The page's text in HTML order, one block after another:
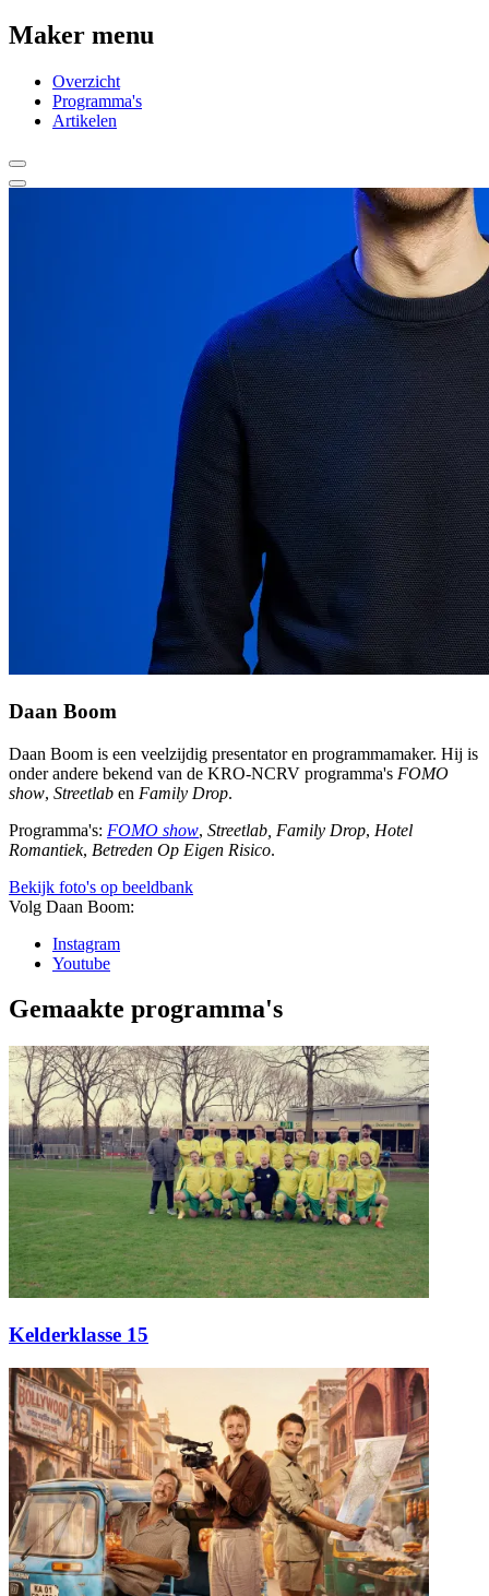
Maker menu
Overzicht
Programma's
Artikelen
Daan Boom
Daan Boom is een veelzijdig presentator en programmamaker. Hij is
onder andere bekend van de KRO-NCRV programma's FOMO
show, Streetlab en Family Drop.
Programma's: FOMO show, Streetlab, Family Drop, Hotel
Romantiek, Betreden Op Eigen Risico.
Bekijk foto's op beeldbank
Volg Daan Boom:
Instagram
Youtube
Gemaakte programma's
Kelderklasse 15